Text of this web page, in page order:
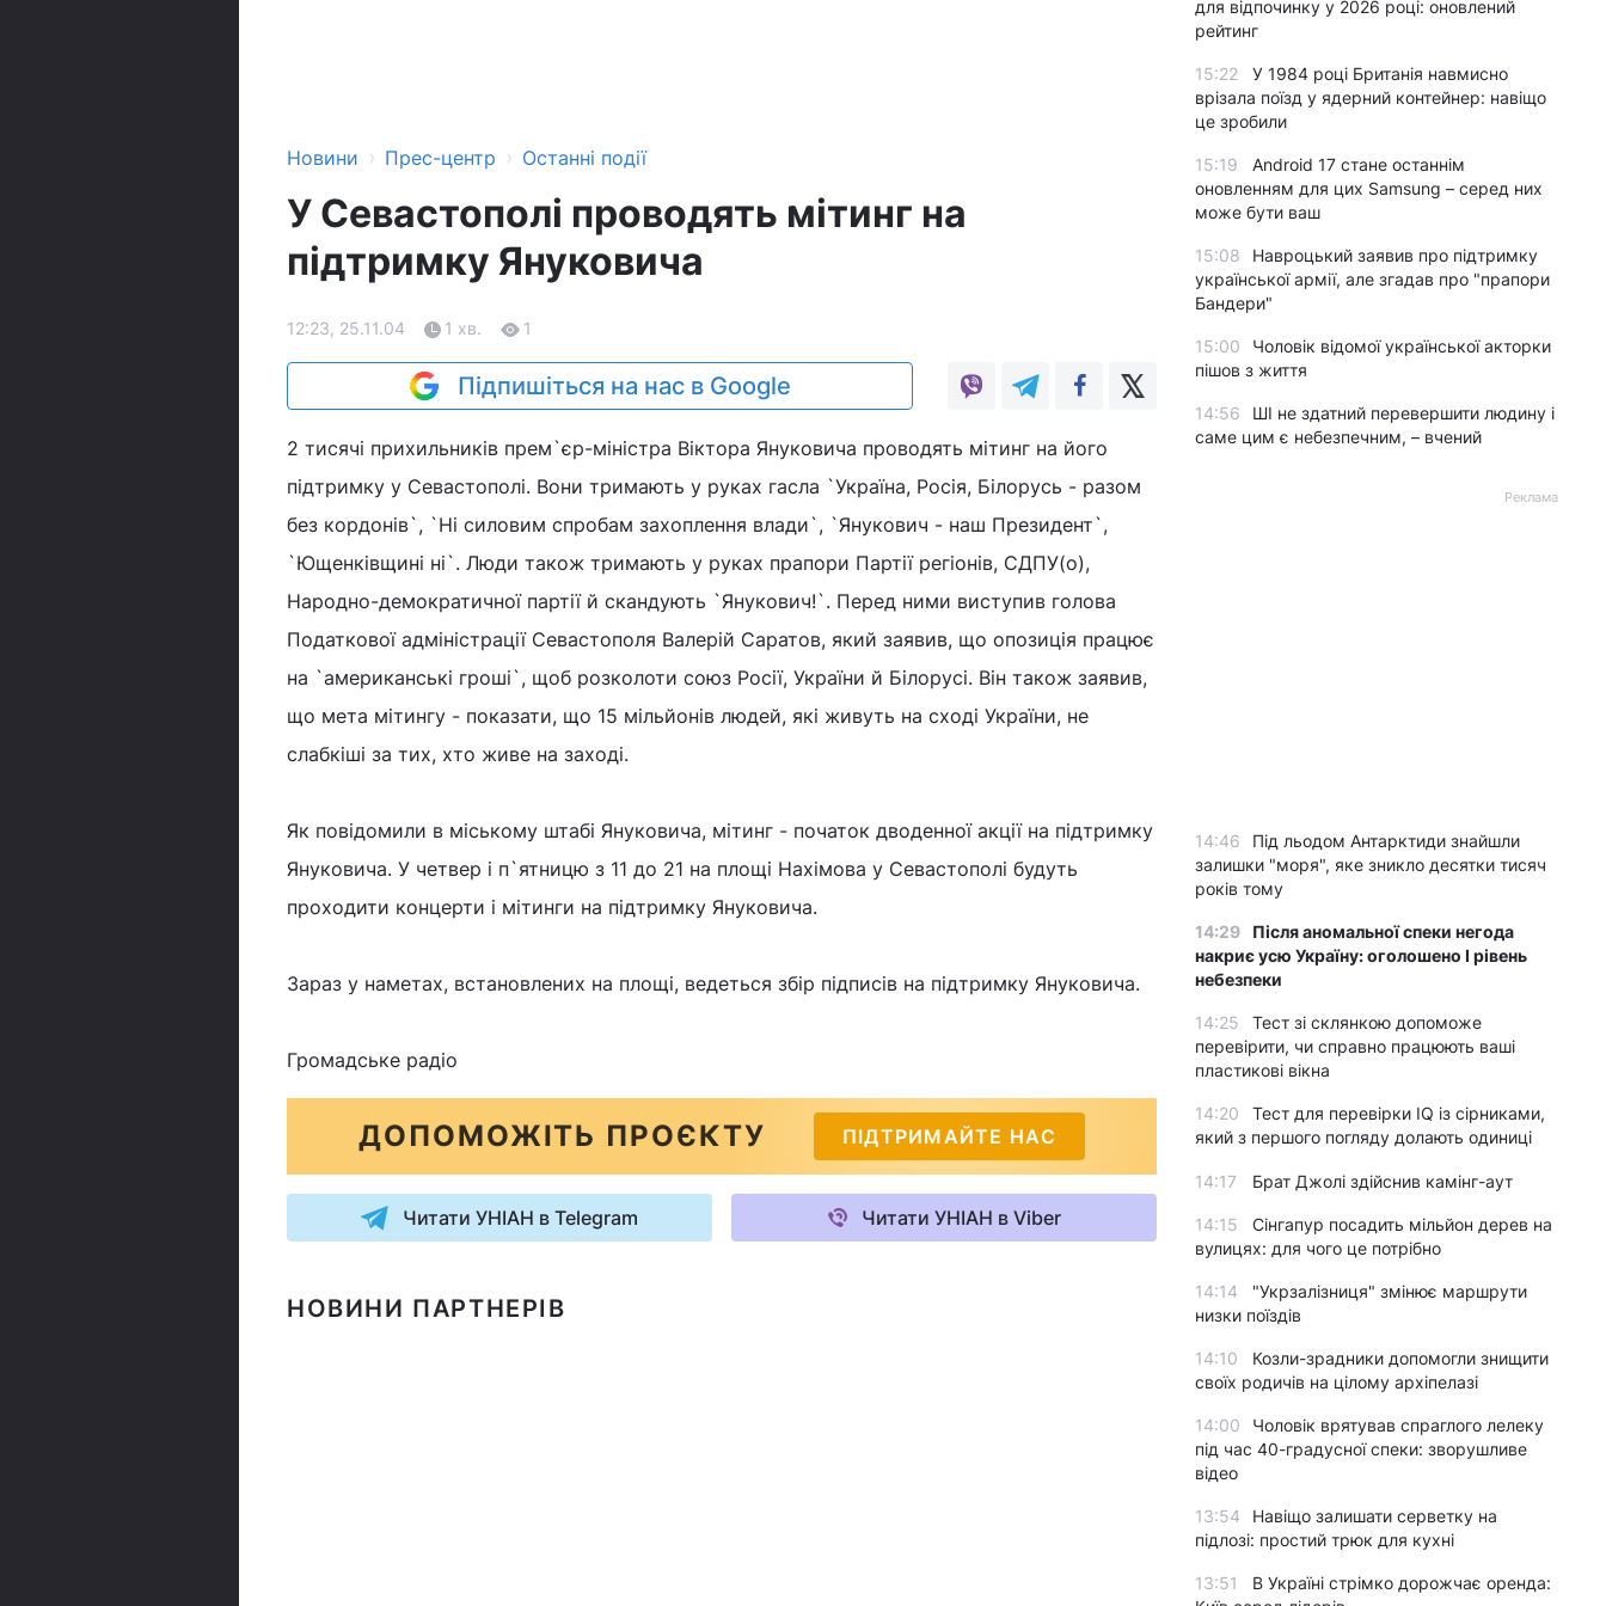
Новини › Прес-центр › Останні події
У Севастополі проводять мітинг на
підтримку Януковича
12:23, 25.11.04 1 хв. 1
Підпишіться на нас в Google
2 тисячі прихильників прем`єр-міністра Віктора Януковича проводять мітинг на його
підтримку у Севастополі. Вони тримають у руках гасла `Україна, Росія, Білорусь - разом
без кордонів`, `Ні силовим спробам захоплення влади`, `Янукович - наш Президент`,
`Ющенківщині ні`. Люди також тримають у руках прапори Партії регіонів, СДПУ(о),
Народно-демократичної партії й скандують `Янукович!`. Перед ними виступив голова
Податкової адміністрації Севастополя Валерій Саратов, який заявив, що опозиція працює
на `американські гроші`, щоб розколоти союз Росії, України й Білорусі. Він також заявив,
що мета мітингу - показати, що 15 мільйонів людей, які живуть на сході України, не
слабкіші за тих, хто живе на заході.
Як повідомили в міському штабі Януковича, мітинг - початок дводенної акції на підтримку
Януковича. У четвер і п`ятницю з 11 до 21 на площі Нахімова у Севастополі будуть
проходити концерти і мітинги на підтримку Януковича.
Зараз у наметах, встановлених на площі, ведеться збір підписів на підтримку Януковича.
Громадське радіо
ДОПОМОЖІТЬ ПРОЄКТУ ПІДТРИМАЙТЕ НАС
Читати УНІАН в Telegram Читати УНІАН в Viber
НОВИНИ ПАРТНЕРІВ
для відпочинку у 2026 році: оновлений
рейтинг
15:22
У 1984 році Британія навмисно
врізала поїзд у ядерний контейнер: навіщо
це зробили
15:19
Android 17 стане останнім
оновленням для цих Samsung – серед них
може бути ваш
15:08
Навроцький заявив про підтримку
української армії, але згадав про "прапори
Бандери"
15:00
Чоловік відомої української акторки
пішов з життя
14:56
ШІ не здатний перевершити людину і
саме цим є небезпечним, – вчений
Реклама
14:46
Під льодом Антарктиди знайшли
залишки "моря", яке зникло десятки тисяч
років тому
14:29
Після аномальної спеки негода
накриє усю Україну: оголошено І рівень
небезпеки
14:25
Тест зі склянкою допоможе
перевірити, чи справно працюють ваші
пластикові вікна
14:20
Тест для перевірки IQ із сірниками,
який з першого погляду долають одиниці
14:17 Брат Джолі здійснив камінг-аут
14:15
Сінгапур посадить мільйон дерев на
вулицях: для чого це потрібно
14:14
"Укрзалізниця" змінює маршрути
низки поїздів
14:10
Козли-зрадники допомогли знищити
своїх родичів на цілому архіпелазі
14:00
Чоловік врятував спраглого лелеку
під час 40-градусної спеки: зворушливе
відео
13:54
Навіщо залишати серветку на
підлозі: простий трюк для кухні
13:51
В Україні стрімко дорожчає оренда: